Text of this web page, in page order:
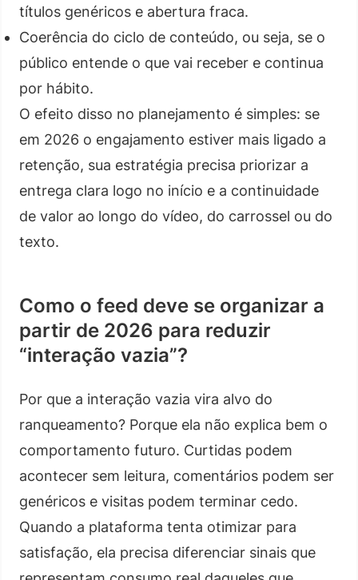
títulos genéricos e abertura fraca.
Coerência do ciclo de conteúdo, ou seja, se o
público entende o que vai receber e continua
por hábito.
O efeito disso no planejamento é simples: se
em 2026 o engajamento estiver mais ligado a
retenção, sua estratégia precisa priorizar a
entrega clara logo no início e a continuidade
de valor ao longo do vídeo, do carrossel ou do
texto.
Como o feed deve se organizar a
partir de 2026 para reduzir
“interação vazia”?
Por que a interação vazia vira alvo do
ranqueamento? Porque ela não explica bem o
comportamento futuro. Curtidas podem
acontecer sem leitura, comentários podem ser
genéricos e visitas podem terminar cedo.
Quando a plataforma tenta otimizar para
satisfação, ela precisa diferenciar sinais que